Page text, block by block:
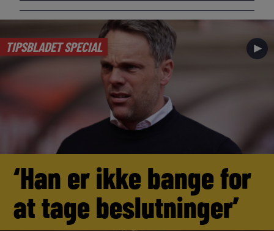
TIPSBLADET SPECIAL ►
‘Han er ikke bange for
at tage beslutninger’